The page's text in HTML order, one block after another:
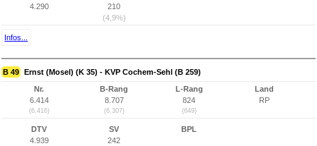
4.290
210
(4,9%)
Infos...
B 49 Ernst (Mosel) (K 35) - KVP Cochem-Sehl (B 259)
Nr.
6.414
(6.416)
B-Rang
8.707
(6.307)
L-Rang
824
(649)
Land
RP
DTV
4.939
SV
242
BPL